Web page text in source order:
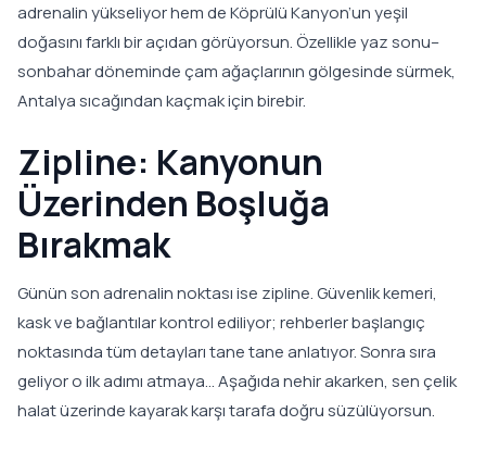
adrenalin yükseliyor hem de Köprülü Kanyon’un yeşil
doğasını farklı bir açıdan görüyorsun. Özellikle yaz sonu–
sonbahar döneminde çam ağaçlarının gölgesinde sürmek,
Antalya sıcağından kaçmak için birebir.
Zipline: Kanyonun
Üzerinden Boşluğa
Bırakmak
Günün son adrenalin noktası ise zipline. Güvenlik kemeri,
kask ve bağlantılar kontrol ediliyor; rehberler başlangıç
noktasında tüm detayları tane tane anlatıyor. Sonra sıra
geliyor o ilk adımı atmaya… Aşağıda nehir akarken, sen çelik
halat üzerinde kayarak karşı tarafa doğru süzülüyorsun.